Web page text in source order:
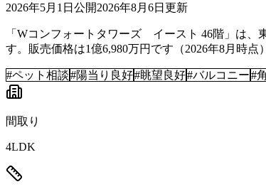
2026年5月1日 公開2026年8月6日 更新
「Wコンフォートタワーズ イースト 46階」は、
す。販売価格は1億6,980万円です（2026年8月時点
#ペット相談#陽当り良好#眺望良好#バルコニー#
間取り
4LDK